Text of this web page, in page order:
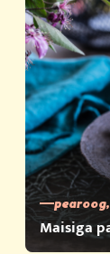
Maisiga